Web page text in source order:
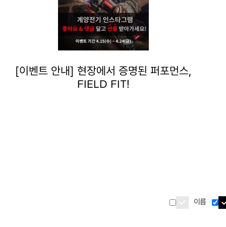
[이벤트 안내] 현장에서 증명된 퍼포먼스,
FIELD FIT!
이름